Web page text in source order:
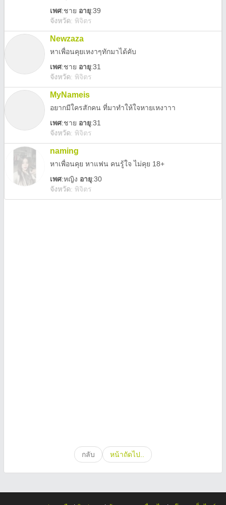
เพศ:ชาย อายุ:39
จังหวัด: พิจิตร
Newzaza
หาเพื่อนคุยเหงาๆทักมาได้คับ
เพศ:ชาย อายุ:31
จังหวัด: พิจิตร
MyNameis
อยากมีใครสักคน ที่มาทำให้ใจหายเหงาาา
เพศ:ชาย อายุ:31
จังหวัด: พิจิตร
naming
หาเพื่อนคุย หาแฟน คนรู้ใจ ไม่คุย 18+
เพศ:หญิง อายุ:30
จังหวัด: พิจิตร
กลับ หน้าถัดไป..